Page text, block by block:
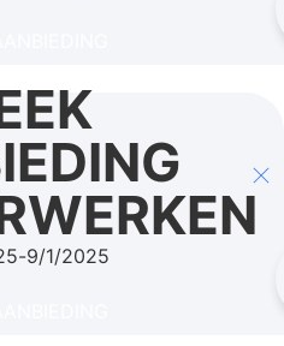
-9/1/2025